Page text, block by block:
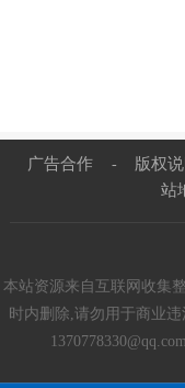
广告合作 - 版权
站
本站资源来自互联网收集
时内删除,请勿用于商业